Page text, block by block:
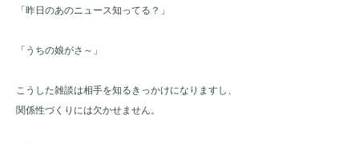
「昨日のあのニュース知ってる？」
「うちの娘がさ～」
こうした雑談は相手を知るきっかけになりますし、
関係性づくりには欠かせません。